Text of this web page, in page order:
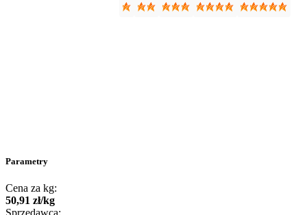
Parametry
Cena za kg:
50,91 zł/kg